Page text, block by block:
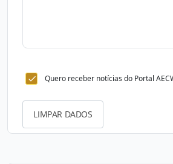
Quero receber notícias do Portal
LIMPAR DADOS